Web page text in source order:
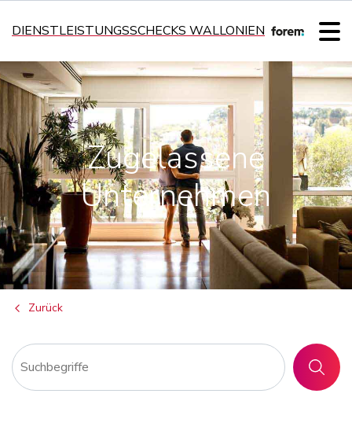
DIENSTLEISTUNGSSCHECKS WALLONIEN
Zugelassene
Unternehmen
Zurück
SUCHEN